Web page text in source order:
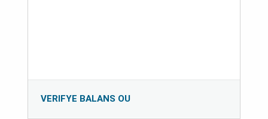
VERIFYE BALANS OU